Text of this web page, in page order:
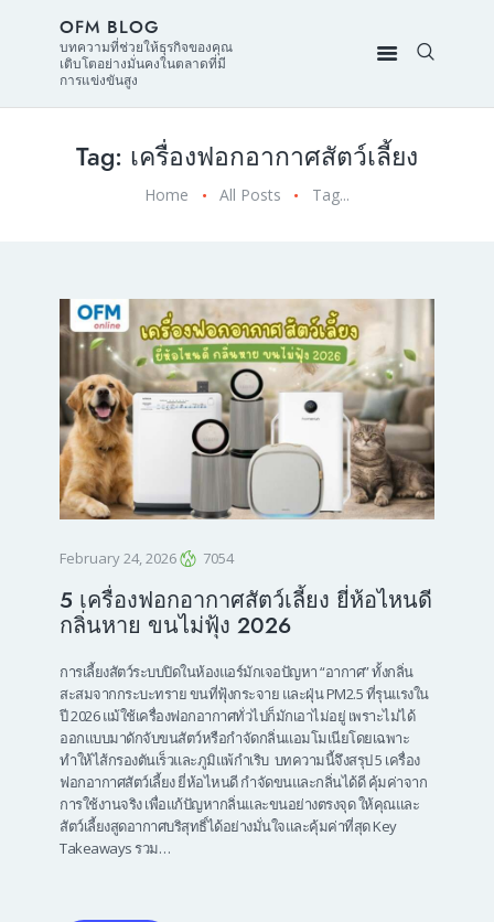
OFM BLOG
บทความที่ช่วยให้ธุรกิจของคุณ
เติบโตอย่างมั่นคงในตลาดที่มี
การแข่งขันสูง
Tag: เครื่องฟอกอากาศสัตว์เลี้ยง
Home All Posts Tag...
February 24, 2026 7054
5 เครื่องฟอกอากาศสัตว์เลี้ยง ยี่ห้อไหนดี
กลิ่นหาย ขนไม่ฟุ้ง 2026
การเลี้ยงสัตว์ระบบปิดในห้องแอร์มักเจอปัญหา “อากาศ” ทั้งกลิ่น
สะสมจากกระบะทราย ขนที่ฟุ้งกระจาย และฝุ่น PM2.5 ที่รุนแรงใน
ปี 2026 แม้ใช้เครื่องฟอกอากาศทั่วไปก็มักเอาไม่อยู่ เพราะไม่ได้
ออกแบบมาดักจับขนสัตว์หรือกำจัดกลิ่นแอมโมเนียโดยเฉพาะ
ทำให้ไส้กรองตันเร็วและภูมิแพ้กำเริบ บทความนี้จึงสรุป 5 เครื่อง
ฟอกอากาศสัตว์เลี้ยง ยี่ห้อไหนดี กำจัดขนและกลิ่นได้ดี คุ้มค่าจาก
การใช้งานจริง เพื่อแก้ปัญหากลิ่นและขนอย่างตรงจุด ให้คุณและ
สัตว์เลี้ยงสูดอากาศบริสุทธิ์ได้อย่างมั่นใจและคุ้มค่าที่สุด Key
Takeaways รวม…